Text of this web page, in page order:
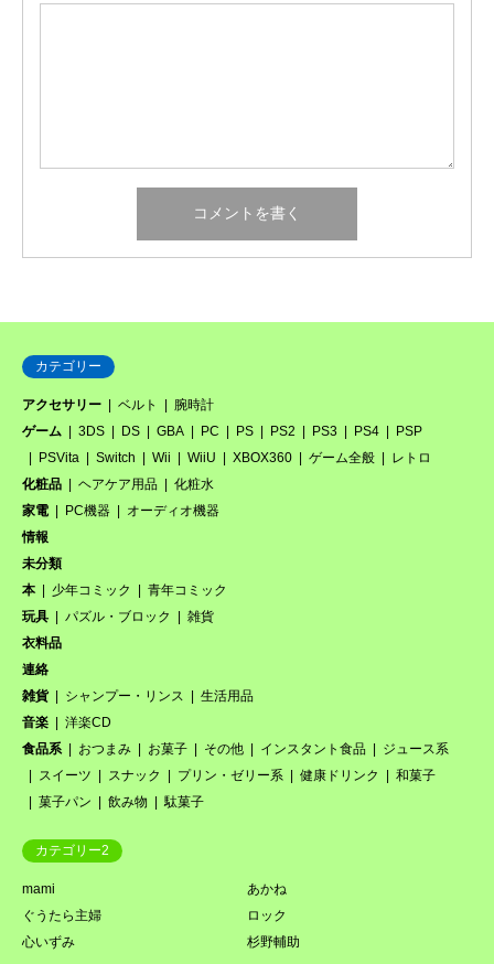
カテゴリー
アクセサリー ベルト
腕時計
ゲーム
3DS DS GBA PC PS PS2 PS3 PS4
PSP
PSVita
Switch Wii WiiU XBOX360 ゲーム全般
レトロ
化粧品
ヘアケア用品
化粧水
家電
PC機器
オーディオ機器
情報
未分類
本
少年コミック
青年コミック
玩具
パズル・ブロック
雑貨
衣料品
連絡
雑貨
シャンプー・リンス
生活用品
音楽
洋楽CD
食品系
おつまみ お菓子 その他 インスタント食品
ジュース系
スイーツ
スナック プリン・ゼリー系 健康ドリンク
和菓子
菓子パン
飲み物 駄菓子
カテゴリー2
mami
あかね
ぐうたら主婦
ロック
心いずみ
杉野輔助